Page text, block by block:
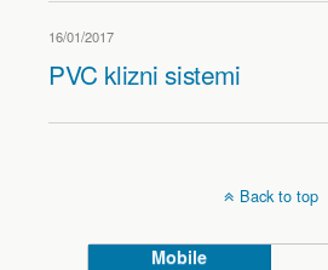
16/01/2017
PVC klizni sistemi
Back to top
Mobile